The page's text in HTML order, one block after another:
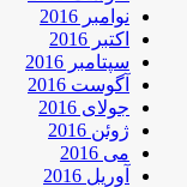
نوامبر 2016
اکتبر 2016
سپتامبر 2016
آگوست 2016
جولای 2016
ژوئن 2016
می 2016
آوریل 2016